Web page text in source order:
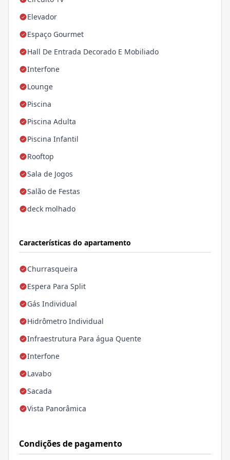
Elevador
Espaço Gourmet
Hall De Entrada Decorado E Mobiliado
Interfone
Lounge
Piscina
Piscina Adulta
Piscina Infantil
Rooftop
Sala de Jogos
Salão de Festas
deck molhado
Características do apartamento
Churrasqueira
Espera Para Split
Gás Individual
Hidrômetro Individual
Infraestrutura Para água Quente
Interfone
Lavabo
Sacada
Vista Panorâmica
Condições de pagamento